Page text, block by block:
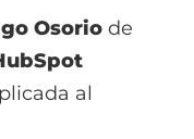
Osorio de
al